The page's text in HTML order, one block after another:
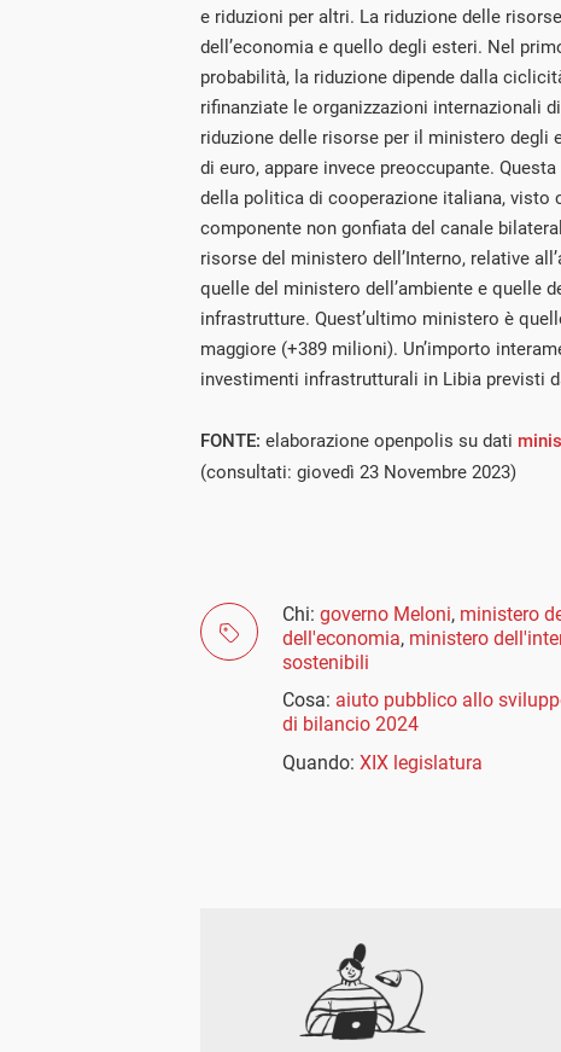
e riduzioni per altri. La riduzione delle
dell’economia e quello degli esteri. Nel
probabilità, la riduzione dipende dalla
rifinanziate le organizzazioni internazionali
riduzione delle risorse per il ministero degli
di euro, appare invece preoccupante.
della politica di cooperazione italiana, visto
componente non gonfiata del canale
risorse del ministero dell’Interno, relative
quelle del ministero dell’ambiente e quelle
infrastrutture. Quest’ultimo ministero è
maggiore (+389 milioni). Un’importo
investimenti infrastrutturali in Libia previsti
FONTE: elaborazione openpolis su dati
(consultati: giovedì 23 Novembre 2023)
Chi: governo Meloni, ministero
dell'economia, ministero
sostenibili
Cosa: aiuto pubblico allo
di bilancio 2024
Quando: XIX legislatura